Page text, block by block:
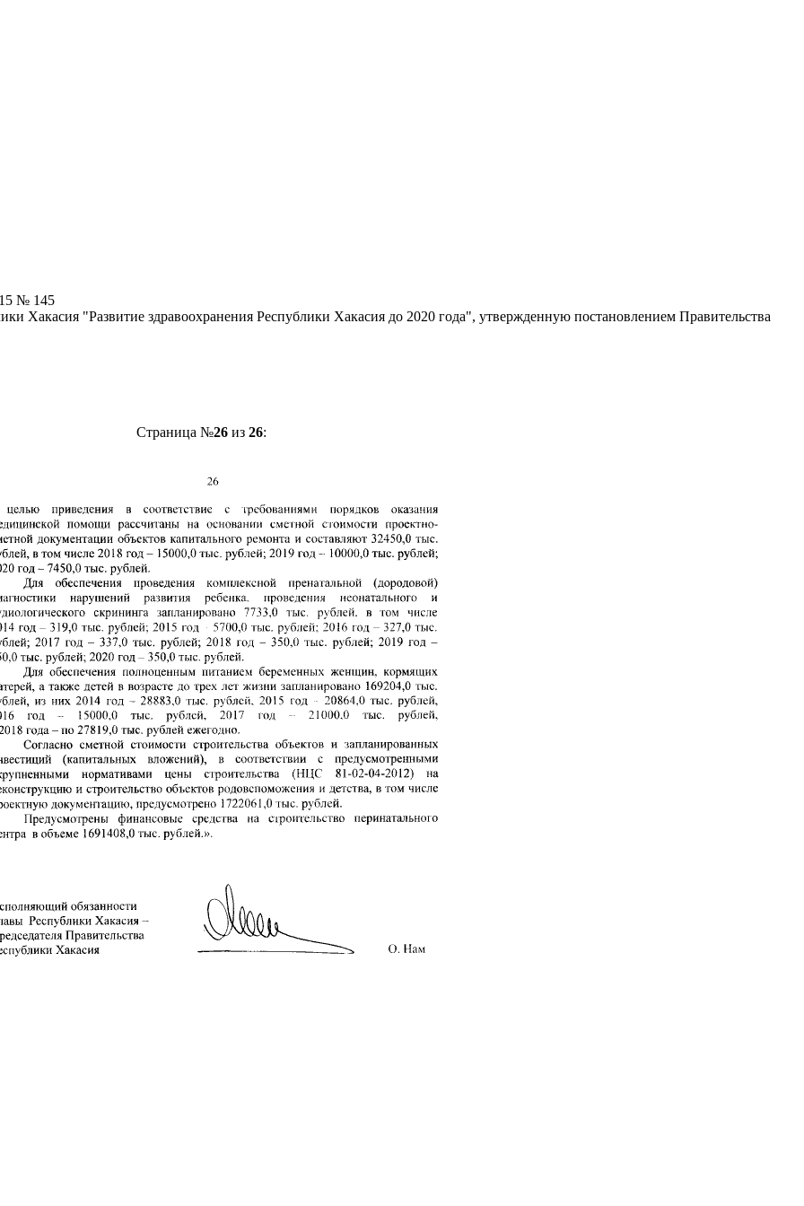
№ 145
Хакасия "Развитие здравоохранения Республики Хакасия до 2020 года", утвержденную постановлением Правительства
Страница №26из 26: